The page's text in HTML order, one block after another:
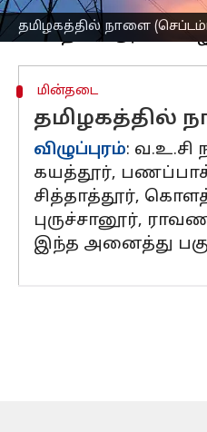
தமிழகத்தில் நாளை
மேலே
மின்தடை
தமிழகத்தில்
விழுப்புரம்: வ.உ.சி
கயத்தூர்,
சித்தாத்தூர்,
புருச்சானூர்,
இந்த அனைத்து